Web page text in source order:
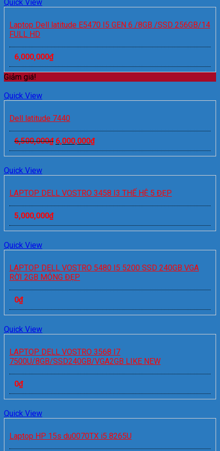
Quick View
Laptop Dell latitude E5470 I5 GEN 6 /8GB /SSD 256GB/14
FULL HD
6,000,000₫
Giảm giá!
Quick View
Dell latitude 7440
6,500,000₫ 6,000,000₫
Quick View
LAPTOP DELL VOSTRO 3458 I3 THẾ HỆ 5 ĐẸP
5,000,000₫
Quick View
LAPTOP DELL VOSTRO 5480 I5 5200 SSD 240GB VGA
RỜI 2GB MỎNG ĐẸP
0₫
Quick View
LAPTOP DELL VOSTRO 3568 I7
7500U/8GB/SSD240GB/VGA2GB LIKE NEW
0₫
Quick View
Laptop HP 15s du0070TX i5 8265U